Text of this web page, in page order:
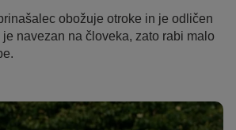
obožuje otroke in je odličen
navezan na človeka, zato rabi malo